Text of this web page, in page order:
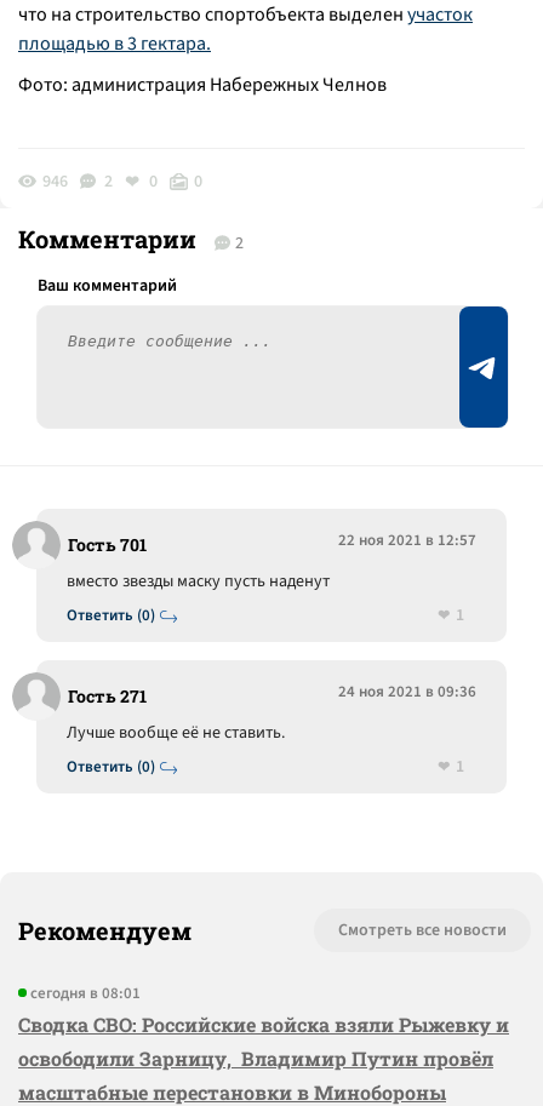
что на строительство спортобъекта выделенучасток
площадью в 3 гектара.
Фото: администрация Набережных Челнов
946 2 0 0
Комментарии 2
Гость 701 22 ноя 2021 в 12:57
Ответить (0)
вместо звезды маску пусть наденут
1
Гость 271 24 ноя 2021 в 09:36
Ответить (0)
Лучше вообще её не ставить.
1
Рекомендуем Смотреть все новости
сегодня в 08:01
Сводка СВО: Российские войска взяли Рыжевку и
освободили Зарницу, Владимир Путин провёл
масштабные перестановки в Минобороны